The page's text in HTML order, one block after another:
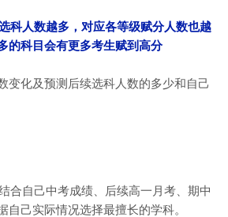
科人数越多，对应各等级赋分人数也越
的科目会有更多考生赋到高分
变化及预测后续选科人数的多少和自己
合自己中考成绩、后续高一月考、期中
自己实际情况选择最擅长的学科。